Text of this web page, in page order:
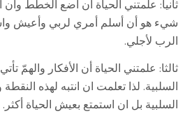
ثانيا: علمتني الحياة أن اضع الخطط
شيء هو أن أسلم أمري لربي وأعيش
الرب لأجلي.
ثالثا: علمتني الحياة أن الأفكار والهمّ
السلبية. لذا تعلمت ان انتبه لهذه
السلبية بل ان استمتع بعيش الحياة أكثر.